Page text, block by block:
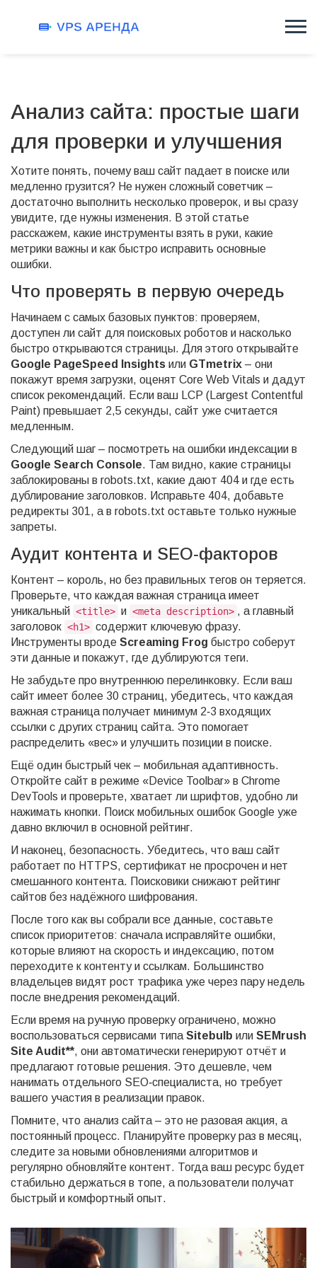
Анализ сайта: простые шаги
для проверки и улучшения
Хотите понять, почему ваш сайт падает в поиске или
медленно грузится? Не нужен сложный советчик –
достаточно выполнить несколько проверок, и вы сразу
увидите, где нужны изменения. В этой статье
расскажем, какие инструменты взять в руки, какие
метрики важны и как быстро исправить основные
ошибки.
Что проверять в первую очередь
Начинаем с самых базовых пунктов: проверяем,
доступен ли сайт для поисковых роботов и насколько
быстро открываются страницы. Для этого открывайте
Google PageSpeed Insights или GTmetrix – они
покажут время загрузки, оценят Core Web Vitals и дадут
список рекомендаций. Если ваш LCP (Largest Contentful
Paint) превышает 2,5 секунды, сайт уже считается
медленным.
Следующий шаг – посмотреть на ошибки индексации в
Google Search Console. Там видно, какие страницы
заблокированы в robots.txt, какие дают 404 и где есть
дублирование заголовков. Исправьте 404, добавьте
редиректы 301, а в robots.txt оставьте только нужные
запреты.
Аудит контента и SEO‑факторов
Контент – король, но без правильных тегов он теряется.
Проверьте, что каждая важная страница имеет
уникальный <title> и <meta description> , а главный
заголовок <h1> содержит ключевую фразу.
Инструменты вроде Screaming Frog быстро соберут
эти данные и покажут, где дублируются теги.
Не забудьте про внутреннюю перелинковку. Если ваш
сайт имеет более 30 страниц, убедитесь, что каждая
важная страница получает минимум 2‑3 входящих
ссылки с других страниц сайта. Это помогает
распределить «вес» и улучшить позиции в поиске.
Ещё один быстрый чек – мобильная адаптивность.
Откройте сайт в режиме «Device Toolbar» в Chrome
DevTools и проверьте, хватает ли шрифтов, удобно ли
нажимать кнопки. Поиск мобильных ошибок Google уже
давно включил в основной рейтинг.
И наконец, безопасность. Убедитесь, что ваш сайт
работает по HTTPS, сертификат не просрочен и нет
смешанного контента. Поисковики снижают рейтинг
сайтов без надёжного шифрования.
После того как вы собрали все данные, составьте
список приоритетов: сначала исправляйте ошибки,
которые влияют на скорость и индексацию, потом
переходите к контенту и ссылкам. Большинство
владельцев видят рост трафика уже через пару недель
после внедрения рекомендаций.
Если время на ручную проверку ограничено, можно
воспользоваться сервисами типа Sitebulb или SEMrush
Site Audit**, они автоматически генерируют отчёт и
предлагают готовые решения. Это дешевле, чем
нанимать отдельного SEO‑специалиста, но требует
вашего участия в реализации правок.
Помните, что анализ сайта – это не разовая акция, а
постоянный процесс. Планируйте проверку раз в месяц,
следите за новыми обновлениями алгоритмов и
регулярно обновляйте контент. Тогда ваш ресурс будет
стабильно держаться в топе, а пользователи получат
быстрый и комфортный опыт.